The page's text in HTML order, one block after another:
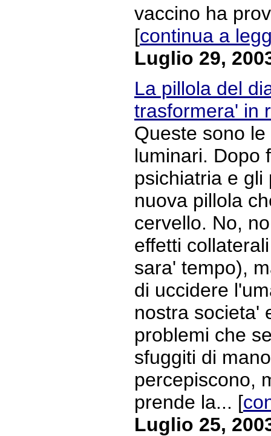
vaccino ha
[continua a
Luglio 29,
La pillola del
trasformera' in
Queste sono
luminari. Dopo
psichiatria e
nuova pillola
cervello. No,
effetti
sara' tempo),
di uccidere
nostra societa'
problemi che
sfuggiti di
percepiscono,
prende la... [
Luglio 25,